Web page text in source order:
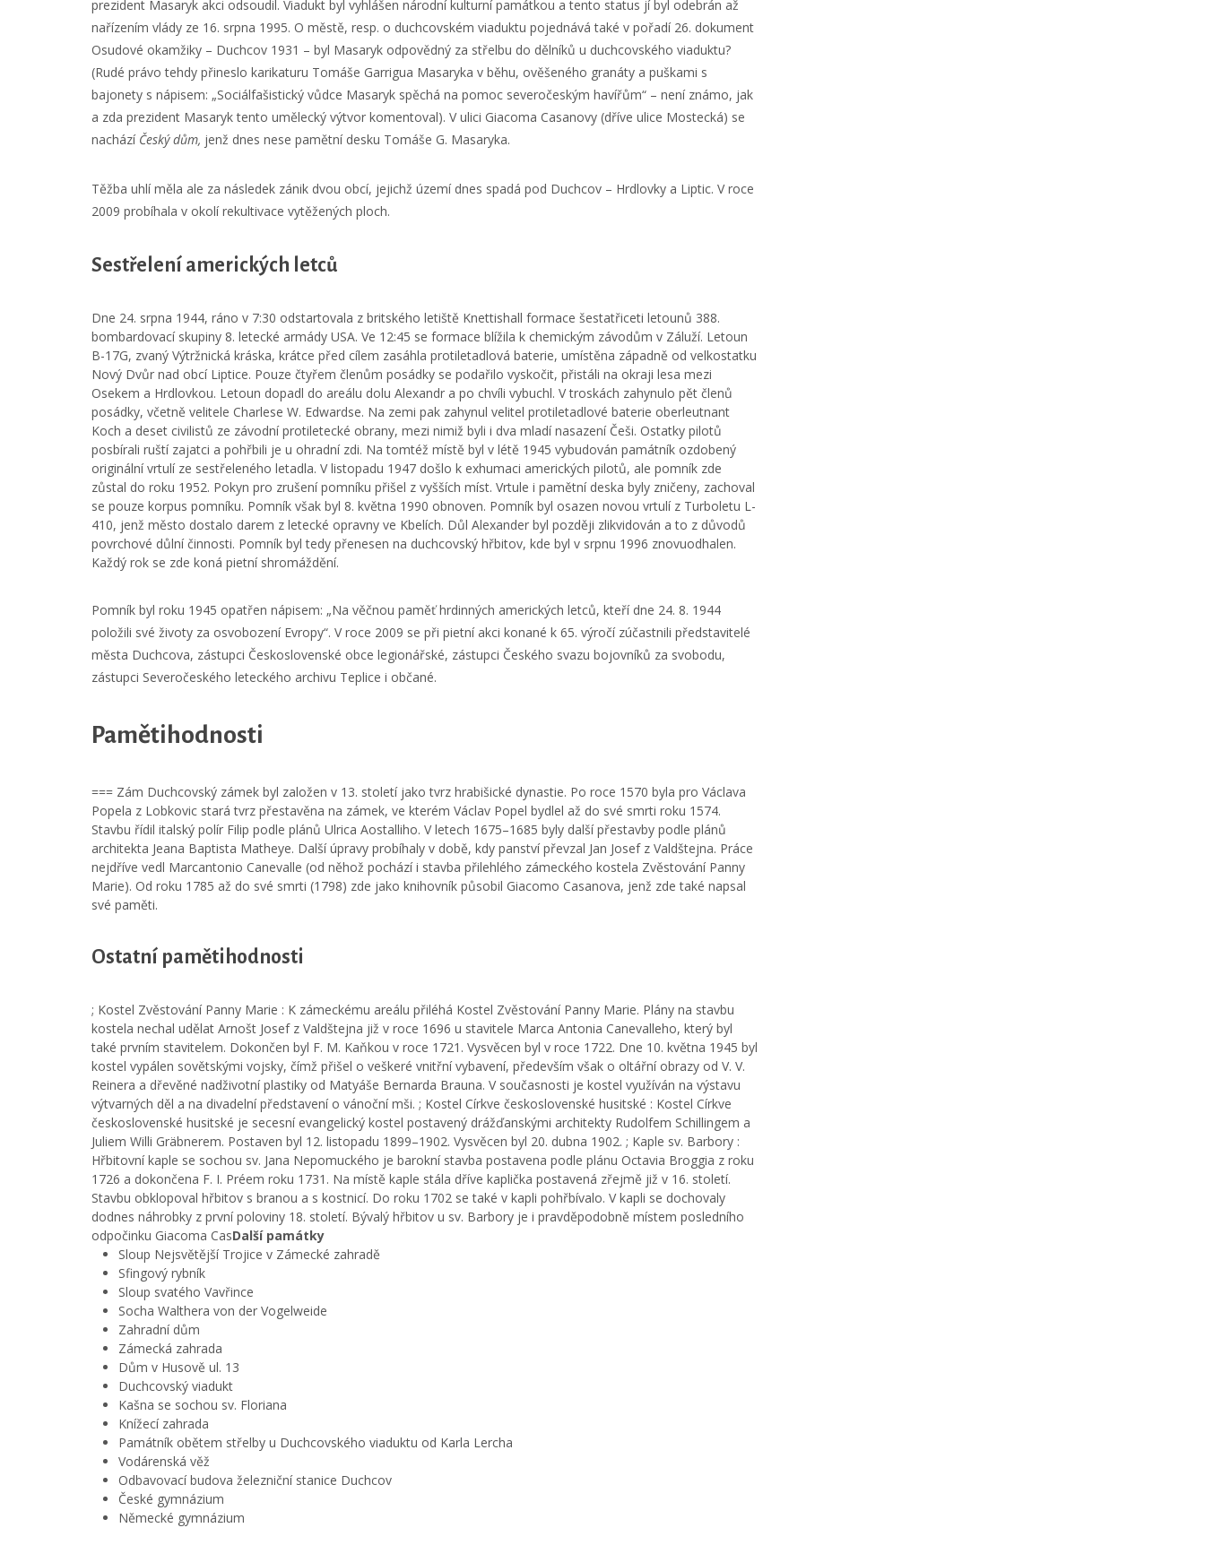
prezident Masaryk akci odsoudil. Viadukt byl vyhlášen národní kulturní památkou a tento status jí byl odebrán až
nařízením vlády ze 16. srpna 1995. O městě, resp. o duchcovském viaduktu pojednává také v pořadí 26. dokument
Osudové okamžiky – Duchcov 1931 – byl Masaryk odpovědný za střelbu do dělníků u duchcovského viaduktu?
(Rudé právo tehdy přineslo karikaturu Tomáše Garrigua Masaryka v běhu, ověšeného granáty a puškami s
bajonety s nápisem: „Sociálfašistický vůdce Masaryk spěchá na pomoc severočeským havířům“ – není známo, jak
a zda prezident Masaryk tento umělecký výtvor komentoval). V ulici Giacoma Casanovy (dříve ulice Mostecká) se
nachází Český dům, jenž dnes nese pamětní desku Tomáše G. Masaryka.
Těžba uhlí měla ale za následek zánik dvou obcí, jejichž území dnes spadá pod Duchcov – Hrdlovky a Liptic. V roce
2009 probíhala v okolí rekultivace vytěžených ploch.
Sestřelení amerických letců
Dne 24. srpna 1944, ráno v 7:30 odstartovala z britského letiště Knettishall formace šestatřiceti letounů 388.
bombardovací skupiny 8. letecké armády USA. Ve 12:45 se formace blížila k chemickým závodům v Záluží. Letoun
B-17G, zvaný Výtržnická kráska, krátce před cílem zasáhla protiletadlová baterie, umístěna západně od velkostatku
Nový Dvůr nad obcí Liptice. Pouze čtyřem členům posádky se podařilo vyskočit, přistáli na okraji lesa mezi
Osekem a Hrdlovkou. Letoun dopadl do areálu dolu Alexandr a po chvíli vybuchl. V troskách zahynulo pět členů
posádky, včetně velitele Charlese W. Edwardse. Na zemi pak zahynul velitel protiletadlové baterie oberleutnant
Koch a deset civilistů ze závodní protiletecké obrany, mezi nimiž byli i dva mladí nasazení Češi. Ostatky pilotů
posbírali ruští zajatci a pohřbili je u ohradní zdi. Na tomtéž místě byl v létě 1945 vybudován památník ozdobený
originální vrtulí ze sestřeleného letadla. V listopadu 1947 došlo k exhumaci amerických pilotů, ale pomník zde
zůstal do roku 1952. Pokyn pro zrušení pomníku přišel z vyšších míst. Vrtule i pamětní deska byly zničeny, zachoval
se pouze korpus pomníku. Pomník však byl 8. května 1990 obnoven. Pomník byl osazen novou vrtulí z Turboletu L-
410, jenž město dostalo darem z letecké opravny ve Kbelích. Důl Alexander byl později zlikvidován a to z důvodů
povrchové důlní činnosti. Pomník byl tedy přenesen na duchcovský hřbitov, kde byl v srpnu 1996 znovuodhalen.
Každý rok se zde koná pietní shromáždění.
Pomník byl roku 1945 opatřen nápisem: „Na věčnou paměť hrdinných amerických letců, kteří dne 24. 8. 1944
položili své životy za osvobození Evropy“. V roce 2009 se při pietní akci konané k 65. výročí zúčastnili představitelé
města Duchcova, zástupci Československé obce legionářské, zástupci Českého svazu bojovníků za svobodu,
zástupci Severočeského leteckého archivu Teplice i občané.
Pamětihodnosti
=== Zám Duchcovský zámek byl založen v 13. století jako tvrz hrabišické dynastie. Po roce 1570 byla pro Václava
Popela z Lobkovic stará tvrz přestavěna na zámek, ve kterém Václav Popel bydlel až do své smrti roku 1574.
Stavbu řídil italský polír Filip podle plánů Ulrica Aostalliho. V letech 1675–1685 byly další přestavby podle plánů
architekta Jeana Baptista Matheye. Další úpravy probíhaly v době, kdy panství převzal Jan Josef z Valdštejna. Práce
nejdříve vedl Marcantonio Canevalle (od něhož pochází i stavba přilehlého zámeckého kostela Zvěstování Panny
Marie). Od roku 1785 až do své smrti (1798) zde jako knihovník působil Giacomo Casanova, jenž zde také napsal
své paměti.
Ostatní pamětihodnosti
; Kostel Zvěstování Panny Marie : K zámeckému areálu přiléhá Kostel Zvěstování Panny Marie. Plány na stavbu
kostela nechal udělat Arnošt Josef z Valdštejna již v roce 1696 u stavitele Marca Antonia Canevalleho, který byl
také prvním stavitelem. Dokončen byl F. M. Kaňkou v roce 1721. Vysvěcen byl v roce 1722. Dne 10. května 1945 byl
kostel vypálen sovětskými vojsky, čímž přišel o veškeré vnitřní vybavení, především však o oltářní obrazy od V. V.
Reinera a dřevěné nadživotní plastiky od Matyáše Bernarda Brauna. V současnosti je kostel využíván na výstavu
výtvarných děl a na divadelní představení o vánoční mši. ; Kostel Církve československé husitské : Kostel Církve
československé husitské je secesní evangelický kostel postavený drážďanskými architekty Rudolfem Schillingem a
Juliem Willi Gräbnerem. Postaven byl 12. listopadu 1899–1902. Vysvěcen byl 20. dubna 1902. ; Kaple sv. Barbory :
Hřbitovní kaple se sochou sv. Jana Nepomuckého je barokní stavba postavena podle plánu Octavia Broggia z roku
1726 a dokončena F. I. Préem roku 1731. Na místě kaple stála dříve kaplička postavená zřejmě již v 16. století.
Stavbu obklopoval hřbitov s branou a s kostnicí. Do roku 1702 se také v kapli pohřbívalo. V kapli se dochovaly
dodnes náhrobky z první poloviny 18. století. Bývalý hřbitov u sv. Barbory je i pravděpodobně místem posledního
odpočinku Giacoma CasDalší památky
Sloup Nejsvětější Trojice v Zámecké zahradě
Sfingový rybník
Sloup svatého Vavřince
Socha Walthera von der Vogelweide
Zahradní dům
Zámecká zahrada
Dům v Husově ul. 13
Duchcovský viadukt
Kašna se sochou sv. Floriana
Knížecí zahrada
Památník obětem střelby u Duchcovského viaduktu od Karla Lercha
Vodárenská věž
Odbavovací budova železniční stanice Duchcov
České gymnázium
Německé gymnázium